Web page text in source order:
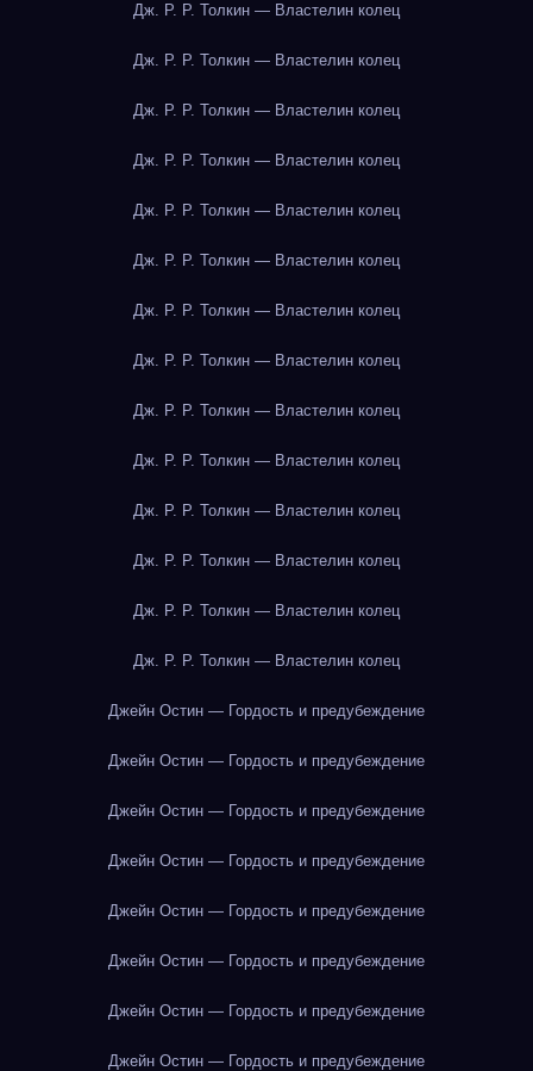
Дж. Р. Р. Толкин — Властелин колец
Дж. Р. Р. Толкин — Властелин колец
Дж. Р. Р. Толкин — Властелин колец
Дж. Р. Р. Толкин — Властелин колец
Дж. Р. Р. Толкин — Властелин колец
Дж. Р. Р. Толкин — Властелин колец
Дж. Р. Р. Толкин — Властелин колец
Дж. Р. Р. Толкин — Властелин колец
Дж. Р. Р. Толкин — Властелин колец
Дж. Р. Р. Толкин — Властелин колец
Дж. Р. Р. Толкин — Властелин колец
Дж. Р. Р. Толкин — Властелин колец
Дж. Р. Р. Толкин — Властелин колец
Дж. Р. Р. Толкин — Властелин колец
Джейн Остин — Гордость и предубеждение
Джейн Остин — Гордость и предубеждение
Джейн Остин — Гордость и предубеждение
Джейн Остин — Гордость и предубеждение
Джейн Остин — Гордость и предубеждение
Джейн Остин — Гордость и предубеждение
Джейн Остин — Гордость и предубеждение
Джейн Остин — Гордость и предубеждение